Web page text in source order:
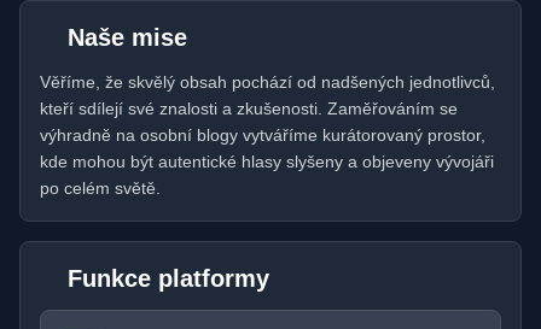
Naše mise
Věříme, že skvělý obsah pochází od nadšených jednotlivců,
kteří sdílejí své znalosti a zkušenosti. Zaměřováním se
výhradně na osobní blogy vytváříme kurátorovaný prostor,
kde mohou být autentické hlasy slyšeny a objeveny vývojáři
po celém světě.
Funkce platformy